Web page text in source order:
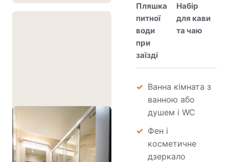
Пляшка
питної
води
при
заїзді
Набір
для кави
та чаю
Ванна кімната з
ванною або
душем і WC
Фен і
косметичне
дзеркало